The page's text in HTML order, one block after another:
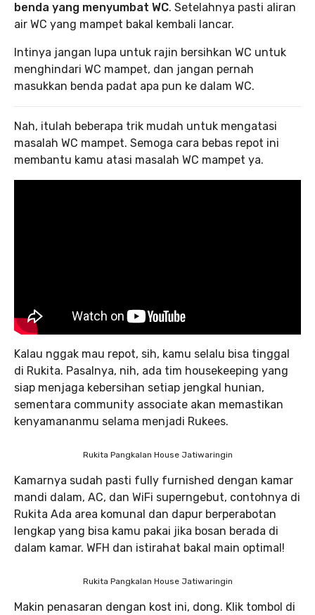
benda yang menyumbat WC. Setelahnya pasti aliran
air WC yang mampet bakal kembali lancar.
Intinya jangan lupa untuk rajin bersihkan WC untuk
menghindari WC mampet, dan jangan pernah
masukkan benda padat apa pun ke dalam WC.
Nah, itulah beberapa trik mudah untuk mengatasi
masalah WC mampet. Semoga cara bebas repot ini
membantu kamu atasi masalah WC mampet ya.
Kalau nggak mau repot, sih, kamu selalu bisa tinggal
di Rukita. Pasalnya, nih, ada tim housekeeping yang
siap menjaga kebersihan setiap jengkal hunian,
sementara community associate akan memastikan
kenyamananmu selama menjadi Rukees.
Rukita Pangkalan House Jatiwaringin
Kamarnya sudah pasti fully furnished dengan kamar
mandi dalam, AC, dan WiFi superngebut, contohnya di
Rukita Ada area komunal dan dapur berperabotan
lengkap yang bisa kamu pakai jika bosan berada di
dalam kamar. WFH dan istirahat bakal main optimal!
Rukita Pangkalan House Jatiwaringin
Makin penasaran dengan kost ini, dong. Klik tombol di